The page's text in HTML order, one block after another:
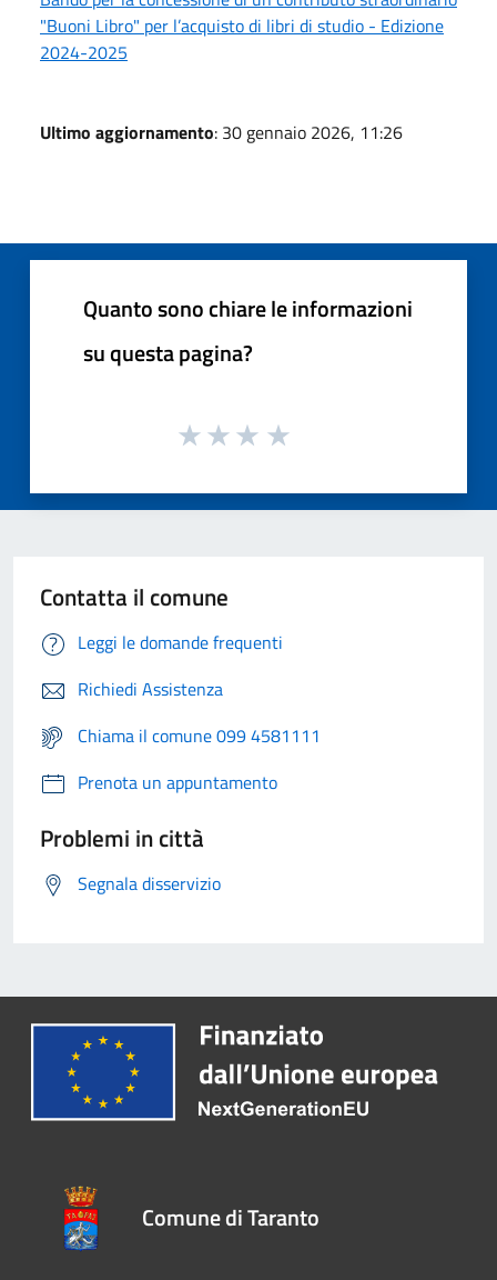
"Buoni Libro" per l’acquisto di libri di studio - Edizione
2024-2025
Ultimo aggiornamento: 30 gennaio 2026, 11:26
Quanto sono chiare le informazioni
su questa pagina?
Contatta il comune
Leggi le domande frequenti
Richiedi Assistenza
Chiama il comune 099 4581111
Prenota un appuntamento
Problemi in città
Segnala disservizio
Comune di Taranto